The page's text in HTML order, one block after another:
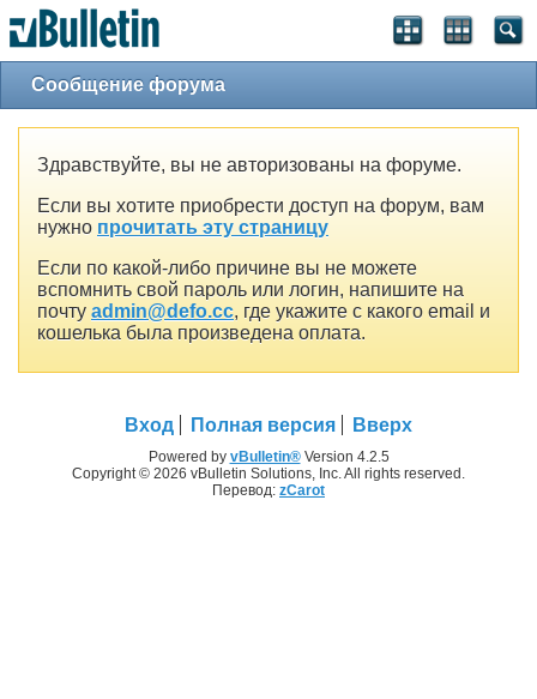
Сообщение форума
Здравствуйте, вы не авторизованы на форуме.
Если вы хотите приобрести доступ на форум, вам
нужно прочитать эту страницу
Если по какой-либо причине вы не можете
вспомнить свой пароль или логин, напишите на
почту admin@defo.cc, где укажите с какого email и
кошелька была произведена оплата.
Вход Полная версия Вверх
Powered by vBulletin®Version 4.2.5
Copyright © 2026 vBulletin Solutions, Inc. All rights reserved.
Перевод: zCarot